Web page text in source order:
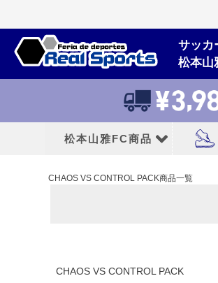
サッカ
松本山
松本山雅FC商品
松本山雅FCユニフォーム
2025シーズン
CHAOS VS CONTROL PACK商品一覧
CHAOS VS CONTROL PACK
商品タグ
セール
限定 再入荷
24cm
レッド
ブルー イエロー